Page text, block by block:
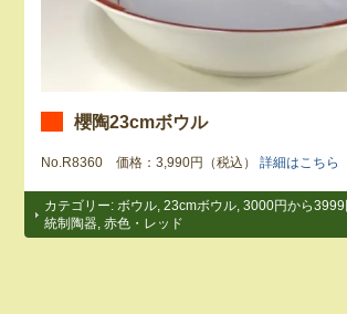
櫻陶23cmボウル
No.R8360 価格：3,990円（税込）詳細はこちら
カテゴリー:ボウル,23cmボウル,3000円から3999
統制陶器,赤色・レッド